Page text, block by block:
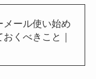
メール使い始め
くべきこと｜